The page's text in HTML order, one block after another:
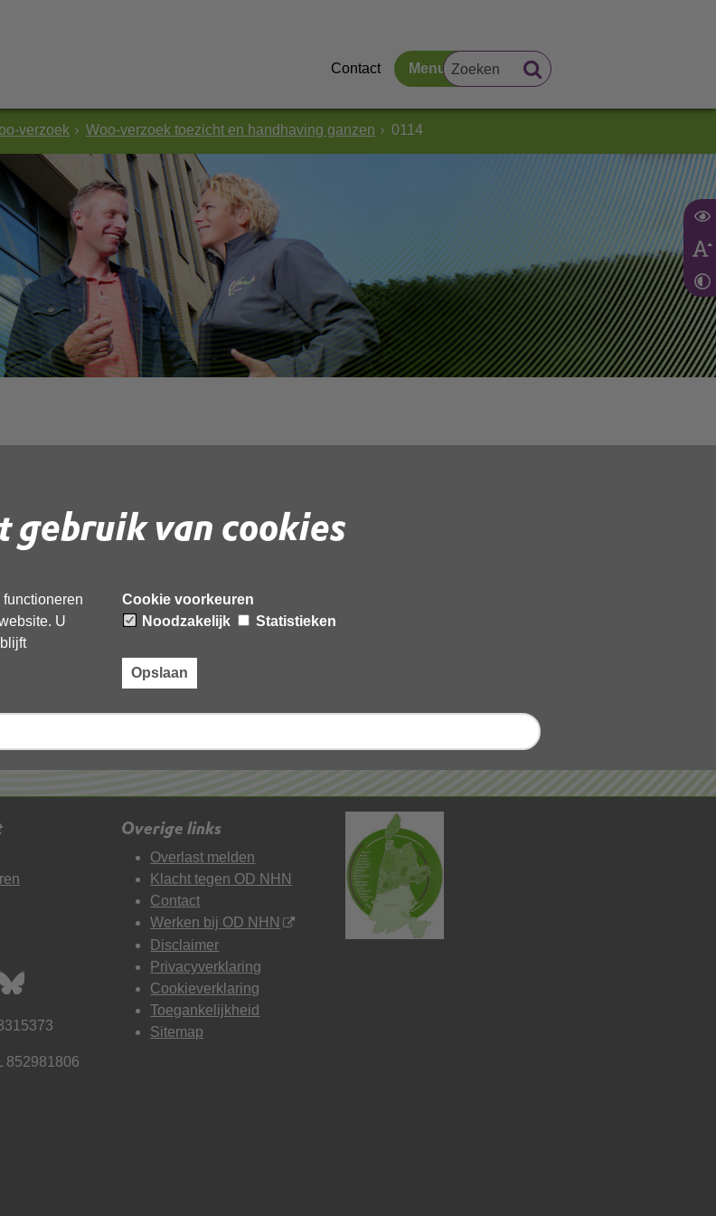
gebruik van cookies
U
Cookie voorkeuren
Noodzakelijk
Statistieken
Opslaan
Contact Menu
verzoek Woo-verzoek toezicht en handhaving ganzen 0114
852981806
Overige links
Overlast melden
Klacht tegen OD NHN
Contact
Werken bij OD NHN
Disclaimer
Privacyverklaring
Cookieverklaring
Toegankelijkheid
Sitemap